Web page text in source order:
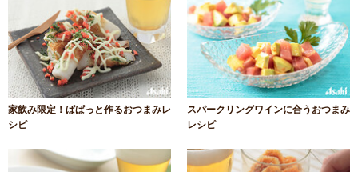
家飲み限定！ぱぱっと作るおつまみレ
シピ
スパークリングワインに合うおつまみ
レシピ